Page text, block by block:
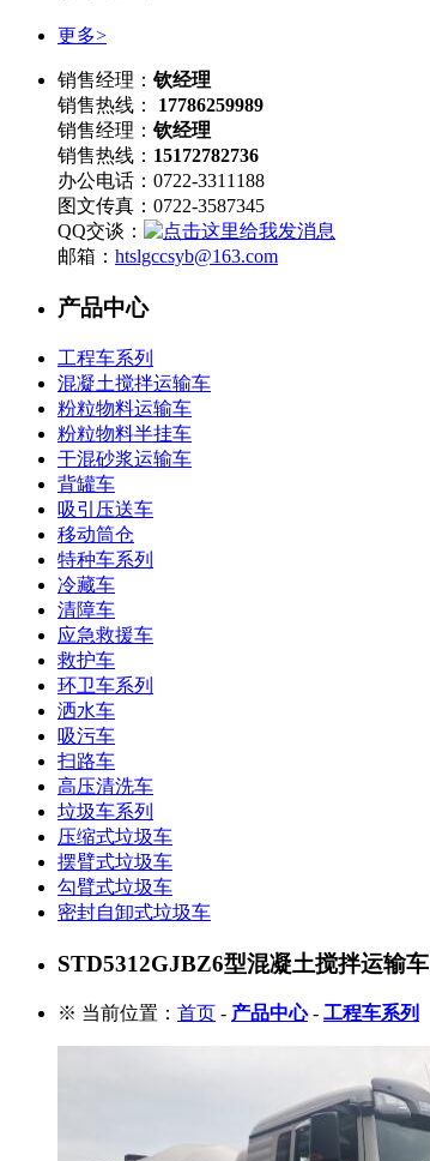
更多>
销售经理：钦经理
销售热线：
17786259989
销售经理：钦经理
销售热线： 15172782736
办公电话：0722-3311188
图文传真：0722-3587345
QQ交谈：
邮箱： htslgccsyb@163.com
产品中心
工程车系列
混凝土搅拌运输车
粉粒物料运输车
粉粒物料半挂车
干混砂浆运输车
背罐车
吸引压送车
移动筒仓
特种车系列
冷藏车
清障车
应急救援车
救护车
环卫车系列
洒水车
吸污车
扫路车
高压清洗车
垃圾车系列
压缩式垃圾车
摆臂式垃圾车
勾臂式垃圾车
密封自卸式垃圾车
STD5312GJBZ6型混凝土搅拌运输车
※ 当前位置： 首页 - 产品中心- 工程车系列